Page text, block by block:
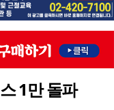
1만 돌파